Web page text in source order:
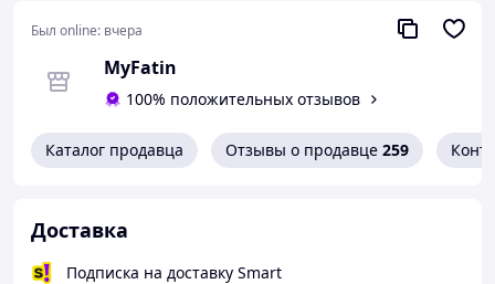
Был online: вчера
MyFatin
100% положительных отзывов
Каталог продавца Отзывы о продавце 259
Доставка
Подписка на доставку Smart